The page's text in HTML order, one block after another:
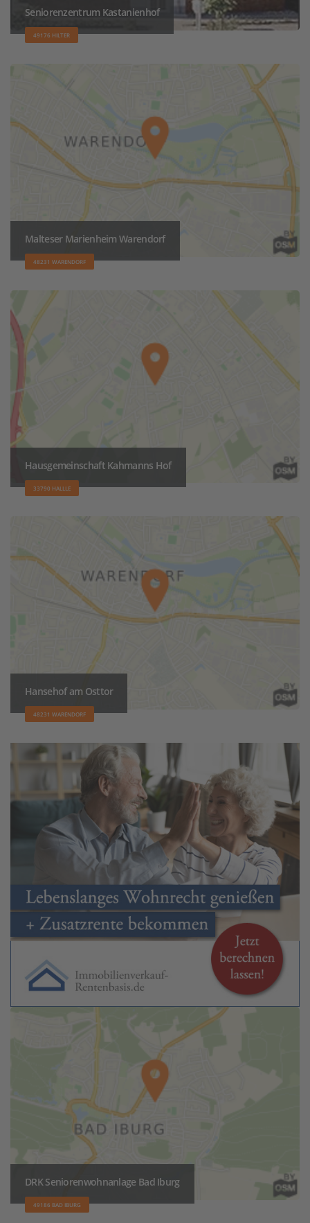
Seniorenzentrum Kastanienhof
49176 HILTER
Malteser Marienheim Warendorf
48231 WARENDORF
Hausgemeinschaft Kahmanns Hof
33790 HALLLE
Hansehof am Osttor
48231 WARENDORF
DRK Seniorenwohnanlage Bad Iburg
49186 BAD IBURG